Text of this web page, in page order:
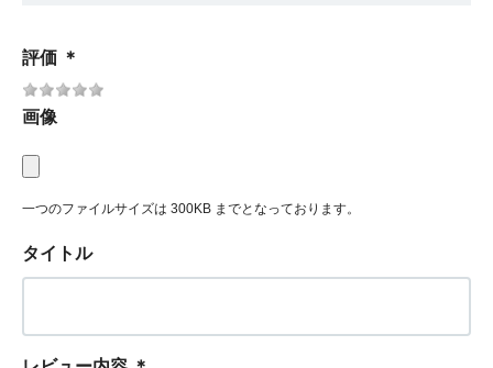
評価 ＊
画像
一つのファイルサイズは 300KB までとなっております。
タイトル